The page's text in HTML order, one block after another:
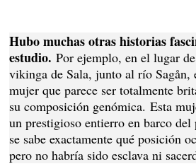
Hubo muchas otras historias
estudio. Por ejemplo, en el lugar
vikinga de Sala, junto al río Sagån,
mujer que parece ser totalmente
su composición genómica.Esta
un prestigioso entierro en barco
se sabe exactamente qué posición
pero no habría sido esclava ni